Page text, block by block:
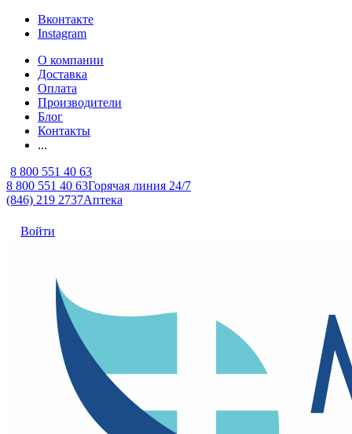
Вконтакте
Instagram
О компании
Доставка
Оплата
Производители
Блог
Контакты
...
8 800 551 40 63
8 800 551 40 63Горячая линия 24/7
(846) 219 2737Аптека
Войти